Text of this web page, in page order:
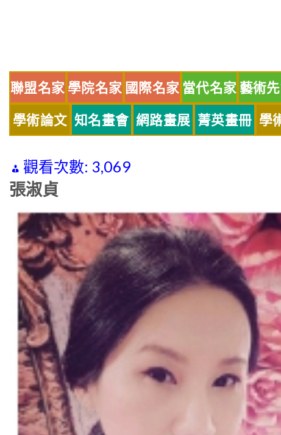
聯盟名家 學院名家 國際名家 當代名家 藝術
學術論文 知名畫會 網路畫展 菁英畫冊 學
觀看次數: 3,069
張淑貞